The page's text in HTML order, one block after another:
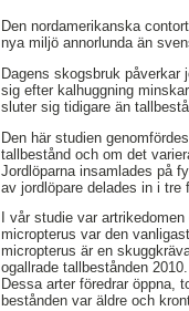
Den nordamerikanska
nya miljö annorlunda än
Dagens skogsbruk påverkar
sig efter kalhuggning
sluter sig tidigare än
Den här studien
tallbestånd och om det
Jordlöparna insamlades på
av jordlöpare delades in i tre
I vår studie var
micropterus var den
micropterus är en
ogallrade tallbestånden
Dessa arter föredrar öppna,
bestånden var äldre och